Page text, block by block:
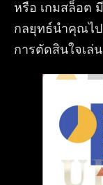
หรือ เกมสล็อต
กลยุทธ์นำคุณไ
การตัดสินใจเล่